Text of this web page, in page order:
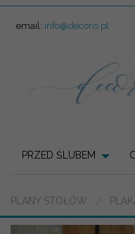
email: info@decoris.pl
PRZED ŚLUBEM
PLANY STOŁÓW